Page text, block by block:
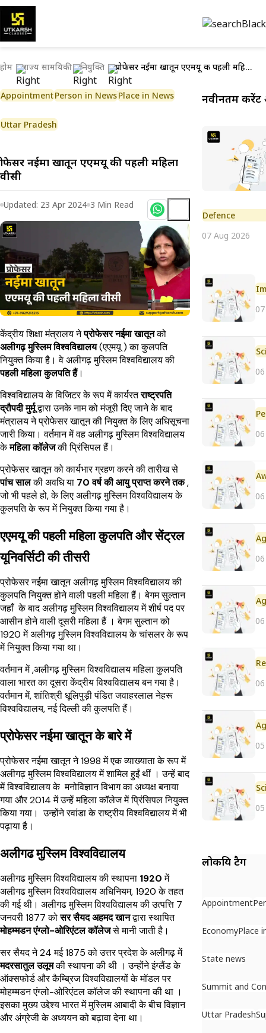
होम राज्य सामयिकी नियुक्ति प्रोफेसर नईमा खातून एएमयू की पहली महिला वीसी
AppointmentPerson in NewsPlace in News
Uttar Pradesh
प्रोफेसर नईमा खातून एएमयू की पहली महिला
वीसी
Updated: 23 Apr 2024 3 Min Read
केंद्रीय शिक्षा मंत्रालय नेप्रोफेसर नईमा खातूनको
अलीगढ़ मुस्लिम विश्वविद्यालय(एएमयू ) का कुलपति
नियुक्त किया है। वे अलीगढ़ मुस्लिम विश्वविद्यालय की
पहली महिला कुलपति हैं।
विश्वविद्यालय के विजिटर के रूप में कार्यरतराष्ट्रपति
द्रौपदी मुर्मूद्वारा उनके नाम को मंजूरी दिए जाने के बाद
मंत्रालय ने प्रोफेसर खातून की नियुक्त के लिए अधिसूचना
जारी किया। वर्तमान में वह अलीगढ़ मुस्लिम विश्वविद्यालय
केमहिला कॉलेजकी प्रिंसिपल हैं।
प्रोफेसर खातून को कार्यभार ग्रहण करने की तारीख से
पांच सालकी अवधि या 70 वर्ष की आयु प्राप्त करने तक,
जो भी पहले हो, के लिए अलीगढ़ मुस्लिम विश्वविद्यालय के
कुलपति के रूप में नियुक्त किया गया है।
एएमयू की पहली महिला कुलपति और सेंट्रल
यूनिवर्सिटी की तीसरी
प्रोफेसर नईमा खातून अलीगढ़ मुस्लिम विश्वविद्यालय की
कुलपति नियुक्त होने वाली पहली महिला हैं। बेगम सुल्तान
जहाँ के बाद अलीगढ़ मुस्लिम विश्वविद्यालय में शीर्ष पद पर
आसीन होने वाली दूसरी महिला हैं । बेगम सुल्तान को
1920 में अलीगढ़ मुस्लिम विश्वविद्यालय के चांसलर के रूप
में नियुक्त किया गया था।
वर्तमान में ,अलीगढ़ मुस्लिम विश्वविद्यालय महिला कुलपति
वाला भारत का दूसरा केंद्रीय विश्वविद्यालय बन गया है।
वर्तमान में, शांतिश्री धूलिपुड़ी पंडित जवाहरलाल नेहरू
विश्वविद्यालय, नई दिल्ली की कुलपति हैं।
प्रोफेसर नईमा खातून के बारे में
प्रोफेसर नईमा खातून ने 1998 में एक व्याख्याता के रूप में
अलीगढ़ मुस्लिम विश्वविद्यालय में शामिल हुईं थीं । उन्हें बाद
में विश्वविद्यालय के मनोविज्ञान विभाग का अध्यक्ष बनाया
गया और 2014 में उन्हें महिला कॉलेज में प्रिंसिपल नियुक्त
किया गया। उन्होंने रवांडा के राष्ट्रीय विश्वविद्यालय में भी
पढ़ाया है।
अलीगढ मुस्लिम विश्वविद्यालय
अलीगढ मुस्लिम विश्वविद्यालय की स्थापना 1920में
अलीगढ मुस्लिम विश्वविद्यालय अधिनियम, 1920 के तहत
की गई थी। अलीगढ मुस्लिम विश्वविद्यालय की उत्पत्ति 7
जनवरी 1877 कोसर सैयद अहमद खानद्वारा स्थापित
मोहम्मडन एंग्लो-ओरिएंटल कॉलेजसे मानी जाती है।
सर सैयद ने 24 मई 1875 को उत्तर प्रदेश के अलीगढ़ में
मदरसातुल उलूमकी स्थापना की थी । उन्होंने इंग्लैंड के
ऑक्सफोर्ड और कैम्ब्रिज विश्वविद्यालयों के मॉडल पर
मोहम्मडन एंग्लो-ओरिएंटल कॉलेज की स्थापना की था ।
इसका मुख्य उद्देश्य भारत में मुस्लिम आबादी के बीच विज्ञान
और अंग्रेजी के अध्ययन को बढ़ावा देना था।
नवीनतम करेंट
Defence
07 Aug 2026
लोकप्रिय टैग
Appointment
EconomyPlace
State news
Summit and
Uttar Pradesh